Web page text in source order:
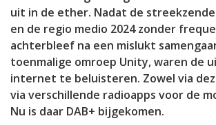
uit in de ether. Nadat de
en de regio medio 2024 zonder
achterbleef na een mislukt
toenmalige omroep Unity, waren de
internet te beluisteren. Zowel via
via verschillende radioapps voor de
Nu is daar DAB+ bijgekomen.